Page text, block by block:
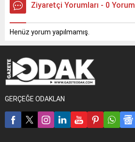
Ziyaretçi Yorumları - 0 Yorum
Henüz yorum yapılmamış.
GERÇEĞE ODAKLAN